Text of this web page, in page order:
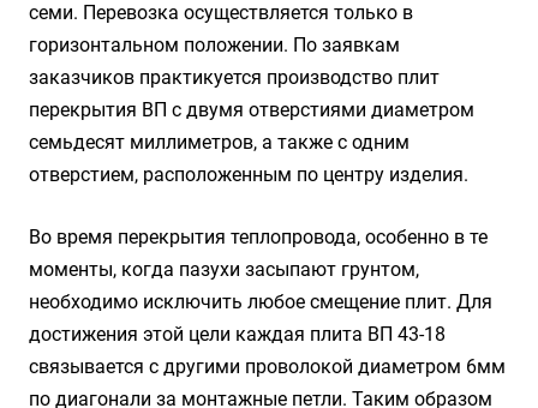
семи. Перевозка осуществляется только в
горизонтальном положении. По заявкам
заказчиков практикуется производство плит
перекрытия ВП с двумя отверстиями диаметром
семьдесят миллиметров, а также с одним
отверстием, расположенным по центру изделия.
Во время перекрытия теплопровода, особенно в те
моменты, когда пазухи засыпают грунтом,
необходимо исключить любое смещение плит. Для
достижения этой цели каждая плита ВП 43-18
связывается с другими проволокой диаметром 6мм
по диагонали за монтажные петли. Таким образом